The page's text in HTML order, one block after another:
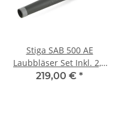
Stiga SAB 500 AE
Laubbläser Set Inkl. 2,0
Ah Akku und Ladegerät
219,00 € *